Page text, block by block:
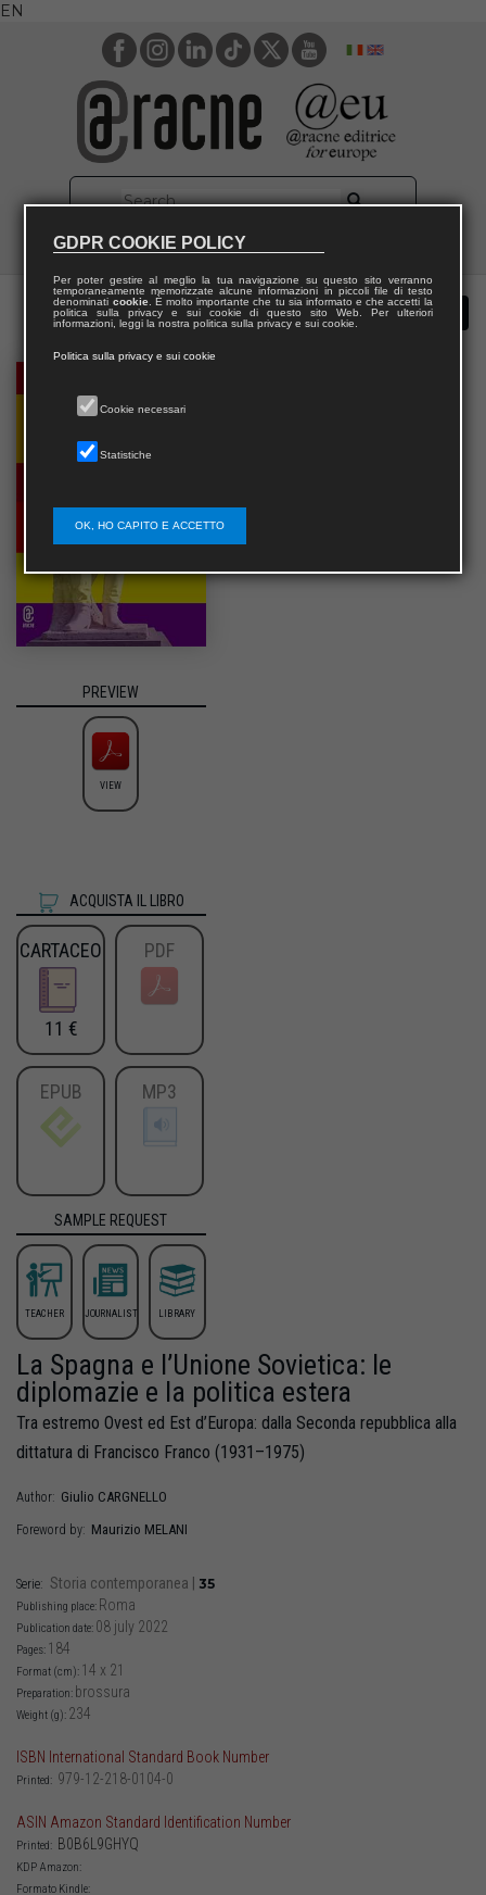
EN
PREVIEW
VIEW
ACQUISTA IL LIBRO
CARTACEO
11 €
PDF
EPUB MP3
SAMPLE REQUEST
TEACHER JOURNALIST LIBRARY
La Spagna e l’Unione Sovietica: le
diplomazie e la politica estera
Tra estremo Ovest ed Est d’Europa: dalla Seconda repubblica alla
dittatura di Francisco Franco (1931–1975)
Author: Giulio CARGNELLO
Foreword by: Maurizio MELANI
Serie: Storia contemporanea 35
Publishing place: Roma
Publication date: 08 july 2022
Pages: 184
Format (cm): 14 x 21
Preparation: brossura
Weight (g): 234
ISBN International Standard Book Number
Printed: 979-12-218-0104-0
ASIN Amazon Standard Identification Number
Printed: B0B6L9GHYQ
KDP Amazon:
Formato Kindle:
GDPR COOKIE POLICY
Per poter gestire al meglio la tua navigazione su questo sito verranno
temporaneamente memorizzate alcune informazioni in piccoli file di testo
denominati cookie. È molto importante che tu sia informato e che accetti la
politica sulla privacy e sui cookie di questo sito Web. Per ulteriori
informazioni, leggi la nostra politica sulla privacy e sui cookie.
Politica sulla privacy e sui cookie
Cookie necessari
Statistiche
OK, HO CAPITO E ACCETTO